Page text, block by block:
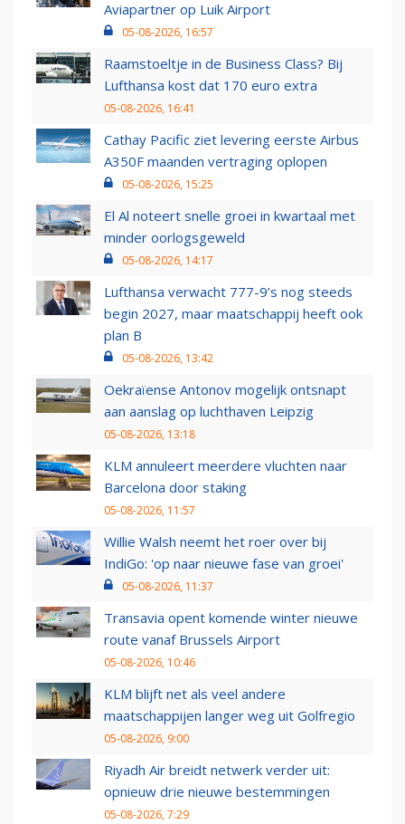
Aviapartner op Luik Airport
05-08-2026, 16:57
Raamstoeltje in de Business Class? Bij
Lufthansa kost dat 170 euro extra
05-08-2026, 16:41
Cathay Pacific ziet levering eerste Airbus
A350F maanden vertraging oplopen
05-08-2026, 15:25
El Al noteert snelle groei in kwartaal met
minder oorlogsgeweld
05-08-2026, 14:17
Lufthansa verwacht 777-9’s nog steeds
begin 2027, maar maatschappij heeft ook
plan B
05-08-2026, 13:42
Oekraïense Antonov mogelijk ontsnapt
aan aanslag op luchthaven Leipzig
05-08-2026, 13:18
KLM annuleert meerdere vluchten naar
Barcelona door staking
05-08-2026, 11:57
Willie Walsh neemt het roer over bij
IndiGo: 'op naar nieuwe fase van groei'
05-08-2026, 11:37
Transavia opent komende winter nieuwe
route vanaf Brussels Airport
05-08-2026, 10:46
KLM blijft net als veel andere
maatschappijen langer weg uit Golfregio
05-08-2026, 9:00
Riyadh Air breidt netwerk verder uit:
opnieuw drie nieuwe bestemmingen
05-08-2026, 7:29